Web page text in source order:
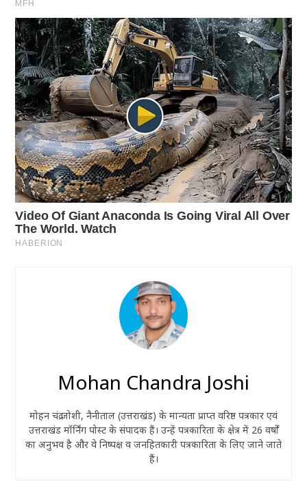
Mohan Chandra Joshi
मोहन चंद्र जोशी, नैनीताल (उत्तराखंड) के मान्यता प्राप्त वरिष्ठ पत्रकार एवं
उत्तराखंड मॉर्निंग पोस्ट के संपादक हैं। उन्हें पत्रकारिता के क्षेत्र में 26 वर्षों
का अनुभव है और वे निष्पक्ष व जनहितकारी पत्रकारिता के लिए जाने जाते
हैं।